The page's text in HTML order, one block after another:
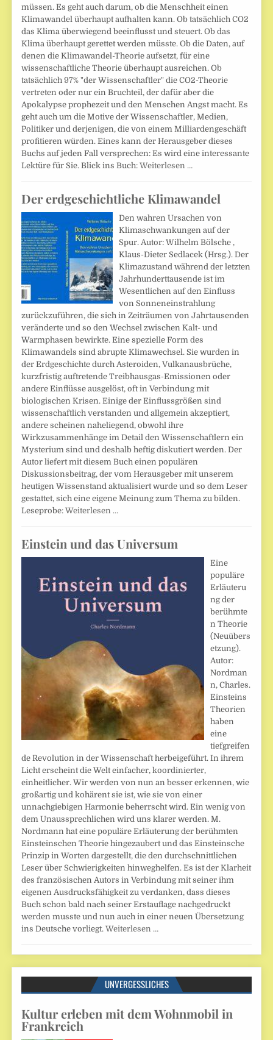
müssen. Es geht auch darum, ob die Menschheit einen
Klimawandel überhaupt aufhalten kann. Ob tatsächlich CO2
das Klima überwiegend beeinflusst und steuert. Ob das
Klima überhaupt gerettet werden müsste. Ob die Daten, auf
denen die Klimawandel-Theorie aufsetzt, für eine
wissenschaftliche Theorie überhaupt ausreichen. Ob
tatsächlich 97% "der Wissenschaftler" die CO2-Theorie
vertreten oder nur ein Bruchteil, der dafür aber die
Apokalypse prophezeit und den Menschen Angst macht. Es
geht auch um die Motive der Wissenschaftler, Medien,
Politiker und derjenigen, die von einem Milliardengeschäft
profitieren würden. Eines kann der Herausgeber dieses
Buchs auf jeden Fall versprechen: Es wird eine interessante
Lektüre für Sie. Blick ins Buch:Weiterlesen …
Der erdgeschichtliche Klimawandel
Den wahren Ursachen von
Klimaschwankungen auf der
Spur. Autor: Wilhelm Bölsche ,
Klaus-Dieter Sedlacek (Hrsg.). Der
Klimazustand während der letzten
Jahrhunderttausende ist im
Wesentlichen auf den Einfluss
von Sonneneinstrahlung
zurückzuführen, die sich in Zeiträumen von Jahrtausenden
veränderte und so den Wechsel zwischen Kalt- und
Warmphasen bewirkte. Eine spezielle Form des
Klimawandels sind abrupte Klimawechsel. Sie wurden in
der Erdgeschichte durch Asteroiden, Vulkanausbrüche,
kurzfristig auftretende Treibhausgas-Emissionen oder
andere Einflüsse ausgelöst, oft in Verbindung mit
biologischen Krisen. Einige der Einflussgrößen sind
wissenschaftlich verstanden und allgemein akzeptiert,
andere scheinen naheliegend, obwohl ihre
Wirkzusammenhänge im Detail den Wissenschaftlern ein
Mysterium sind und deshalb heftig diskutiert werden. Der
Autor liefert mit diesem Buch einen populären
Diskussionsbeitrag, der vom Herausgeber mit unserem
heutigen Wissenstand aktualisiert wurde und so dem Leser
gestattet, sich eine eigene Meinung zum Thema zu bilden.
Leseprobe:Weiterlesen …
Einstein und das Universum
Eine
populäre
Erläuteru
ng der
berühmte
n Theorie
(Neuübers
etzung).
Autor:
Nordman
n, Charles.
Einsteins
Theorien
haben
eine
tiefgreifen
de Revolution in der Wissenschaft herbeigeführt. In ihrem
Licht erscheint die Welt einfacher, koordinierter,
einheitlicher. Wir werden von nun an besser erkennen, wie
großartig und kohärent sie ist, wie sie von einer
unnachgiebigen Harmonie beherrscht wird. Ein wenig von
dem Unaussprechlichen wird uns klarer werden. M.
Nordmann hat eine populäre Erläuterung der berühmten
Einsteinschen Theorie hingezaubert und das Einsteinsche
Prinzip in Worten dargestellt, die den durchschnittlichen
Leser über Schwierigkeiten hinweghelfen. Es ist der Klarheit
des französischen Autors in Verbindung mit seiner ihm
eigenen Ausdrucksfähigkeit zu verdanken, dass dieses
Buch schon bald nach seiner Erstauflage nachgedruckt
werden musste und nun auch in einer neuen Übersetzung
ins Deutsche vorliegt.Weiterlesen …
UNVERGESSLICHES
Kultur erleben mit dem Wohnmobil in
Frankreich